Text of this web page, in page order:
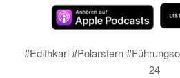
#Edithkarl #Polarstern
24